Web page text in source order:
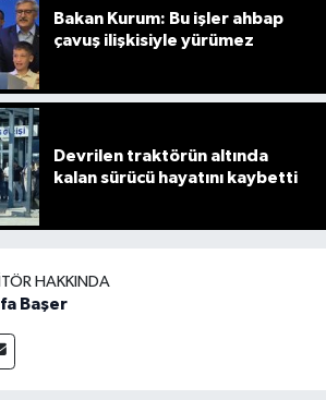
Bakan Kurum: Bu işler ahbap
çavuş ilişkisiyle yürümez
Devrilen traktörün altında
kalan sürücü hayatını kaybetti
HAKKINDA
Başer